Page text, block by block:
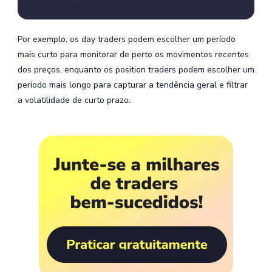
Por exemplo, os day traders podem escolher um período
mais curto para monitorar de perto os movimentos recentes
dos preços, enquanto os position traders podem escolher um
período mais longo para capturar a tendência geral e filtrar
a volatilidade de curto prazo.